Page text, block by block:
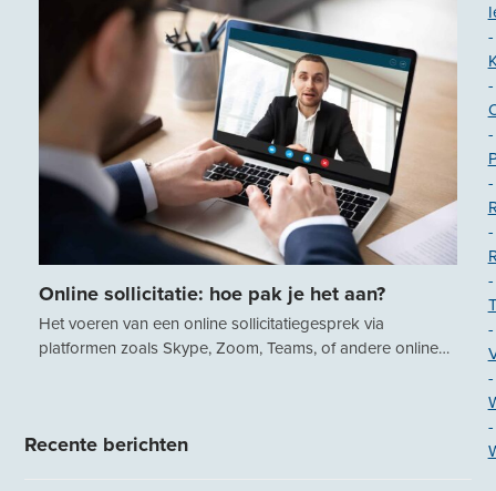
Online sollicitatie: hoe pak je het aan?
Het voeren van een online sollicitatiegesprek via
platformen zoals Skype, Zoom, Teams, of andere online…
Recente berichten
-
-
-
-
-
-
-
-
-